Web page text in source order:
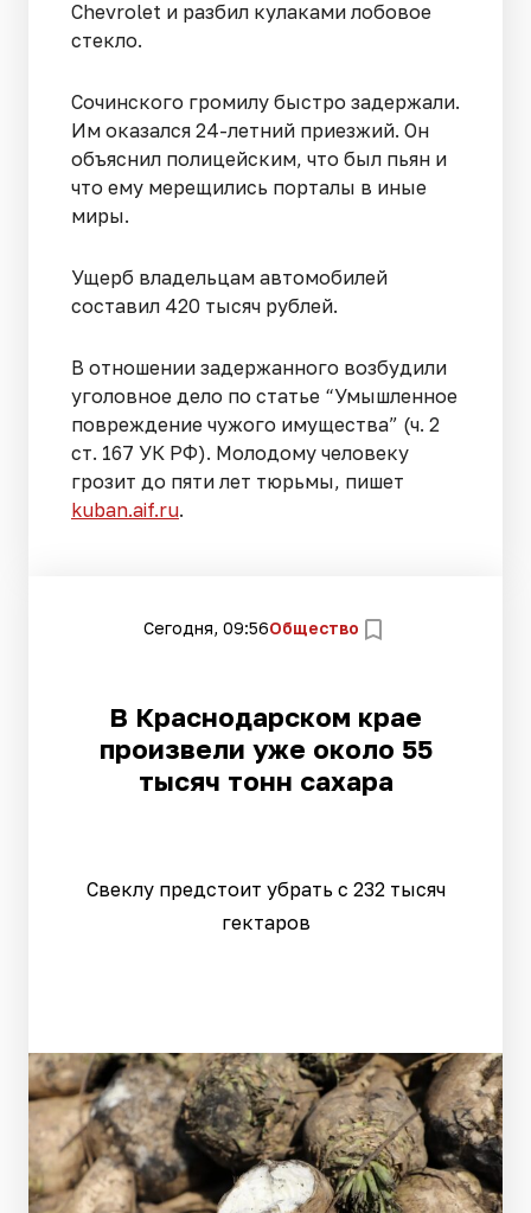
Chevrolet и разбил кулаками лобовое
стекло.
Сочинского громилу быстро задержали.
Им оказался 24-летний приезжий. Он
объяснил полицейским, что был пьян и
что ему мерещились порталы в иные
миры.
Ущерб владельцам автомобилей
составил 420 тысяч рублей.
В отношении задержанного возбудили
уголовное дело по статье “Умышленное
повреждение чужого имущества” (ч. 2
ст. 167 УК РФ). Молодому человеку
грозит до пяти лет тюрьмы, пишет
kuban.aif.ru.
Сегодня, 09:56Общество
В Краснодарском крае
произвели уже около 55
тысяч тонн сахара
Свеклу предстоит убрать с 232 тысяч
гектаров